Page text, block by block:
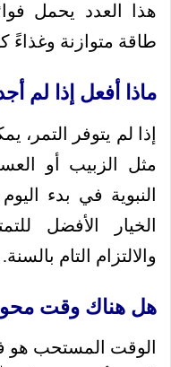
هذا العدد يحمل
طاقة متوازنة وغذاءً
ماذا أفعل إذا لم
إذا لم يتوفر التمر،
مثل الزبيب أو
النبوية في بدء
الخيار الأفضل
والالتزام التام بالسنة.
هل هناك وقت
الوقت المستحب هو